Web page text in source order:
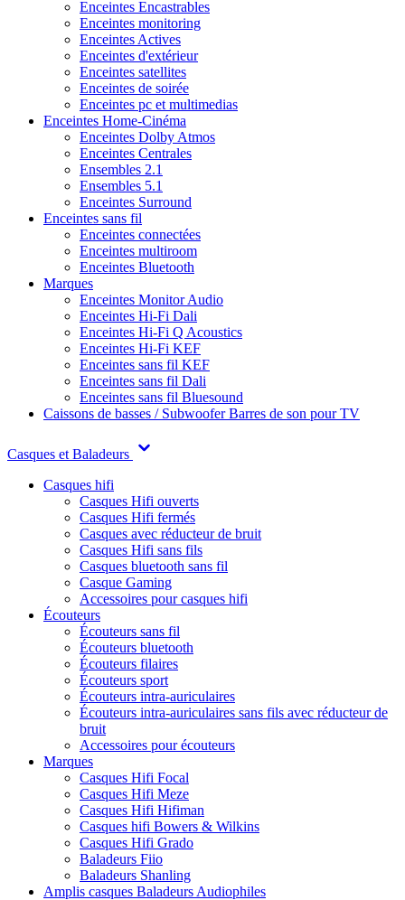
Enceintes Encastrables
Enceintes monitoring
Enceintes Actives
Enceintes d'extérieur
Enceintes satellites
Enceintes de soirée
Enceintes pc et multimedias
Enceintes Home-Cinéma
Enceintes Dolby Atmos
Enceintes Centrales
Ensembles 2.1
Ensembles 5.1
Enceintes Surround
Enceintes sans fil
Enceintes connectées
Enceintes multiroom
Enceintes Bluetooth
Marques
Enceintes Monitor Audio
Enceintes Hi-Fi Dali
Enceintes Hi-Fi Q Acoustics
Enceintes Hi-Fi KEF
Enceintes sans fil KEF
Enceintes sans fil Dali
Enceintes sans fil Bluesound
Caissons de basses / SubwooferBarres de son pour TV
Casques et Baladeurs
Casques hifi
Casques Hifi ouverts
Casques Hifi fermés
Casques avec réducteur de bruit
Casques Hifi sans fils
Casques bluetooth sans fil
Casque Gaming
Accessoires pour casques hifi
Écouteurs
Écouteurs sans fil
Écouteurs bluetooth
Écouteurs filaires
Écouteurs sport
Écouteurs intra-auriculaires
Écouteurs intra-auriculaires sans fils avec réducteur de
bruit
Accessoires pour écouteurs
Marques
Casques Hifi Focal
Casques Hifi Meze
Casques Hifi Hifiman
Casques hifi Bowers & Wilkins
Casques Hifi Grado
Baladeurs Fiio
Baladeurs Shanling
Amplis casques Baladeurs Audiophiles